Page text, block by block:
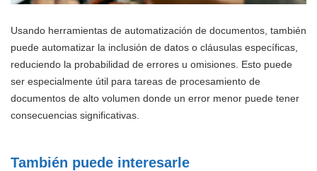
Usando herramientas de automatización de documentos, también
puede automatizar la inclusión de datos o cláusulas específicas,
reduciendo la probabilidad de errores u omisiones. Esto puede
ser especialmente útil para tareas de procesamiento de
documentos de alto volumen donde un error menor puede tener
consecuencias significativas.
También puede interesarle